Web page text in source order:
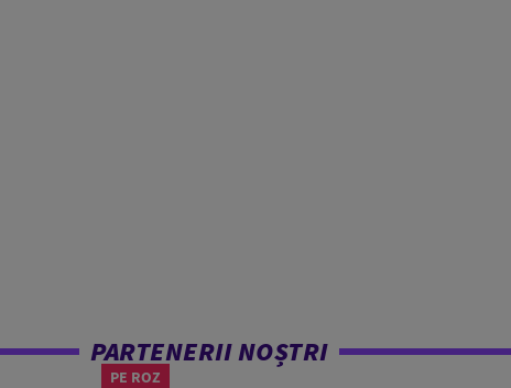
PARTENERII NOȘTRI
PE ROZ